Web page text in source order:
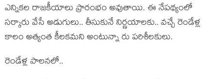
ఎన్నిక‌ల రాజ‌కీయాలు ప్రారంభం అవుతాయి. ఈ నేప‌థ్యంలో
స‌ర్కారు వేసే అడుగులు.. తీసుకునే నిర్ణ‌యాల‌కు.. వ‌చ్చే రెండేళ్ల
కాలం అత్యంత కీల‌క‌మ‌ని అంటున్నా రు ప‌రిశీల‌కులు.
రెండేళ్ల పాల‌న‌లో..